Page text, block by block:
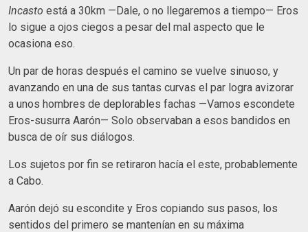
Incasto está a 30km —Dale, o no llegaremos a tiempo— Eros
lo sigue a ojos ciegos a pesar del mal aspecto que le
ocasiona eso.
Un par de horas después el camino se vuelve sinuoso, y
avanzando en una de sus tantas curvas el par logra avizorar
a unos hombres de deplorables fachas —Vamos escondete
Eros-susurra Aarón— Solo observaban a esos bandidos en
busca de oír sus diálogos.
Los sujetos por fin se retiraron hacía el este, probablemente
a Cabo.
Aarón dejó su escondite y Eros copiando sus pasos, los
sentidos del primero se mantenían en su máxima